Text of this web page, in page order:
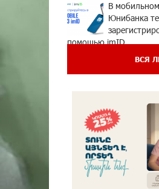
В
Юнибанка
помощью imID
ЕАЭС со
поймёт и
ВСЯ